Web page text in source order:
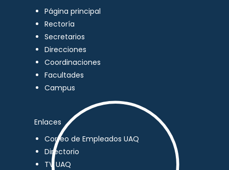
Página principal
Rectoría
Secretarios
Direcciones
Coordinaciones
Facultades
Campus
Enlaces
Correo de Empleados UAQ
Directorio
TV UAQ